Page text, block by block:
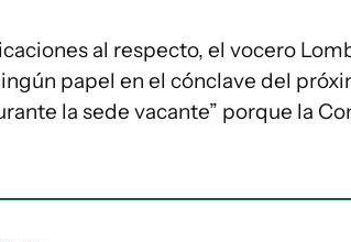
al respecto, el vocero
papel en el cónclave del
la sede vacante” porque la